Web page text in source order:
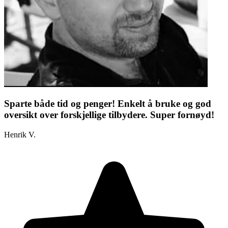
Sparte både tid og penger! Enkelt å bruke og god
oversikt over forskjellige tilbydere. Super fornøyd!
Henrik V.